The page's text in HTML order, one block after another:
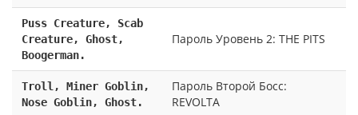
Puss Creature, Scab
Creature, Ghost,
Boogerman.
Пароль Уровень 2: THE PITS
Troll, Miner Goblin,
Nose Goblin, Ghost.
Пароль Второй Босс:
REVOLTA